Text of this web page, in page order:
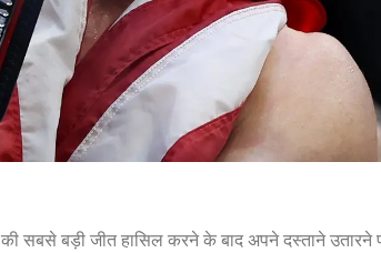
सबसे बड़ी जीत हासिल करने के बाद अपने दस्ताने उतारने